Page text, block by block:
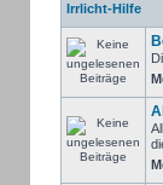
Irrlicht-Hilfe